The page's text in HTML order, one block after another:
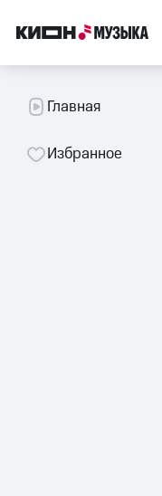
Главная
Избранное